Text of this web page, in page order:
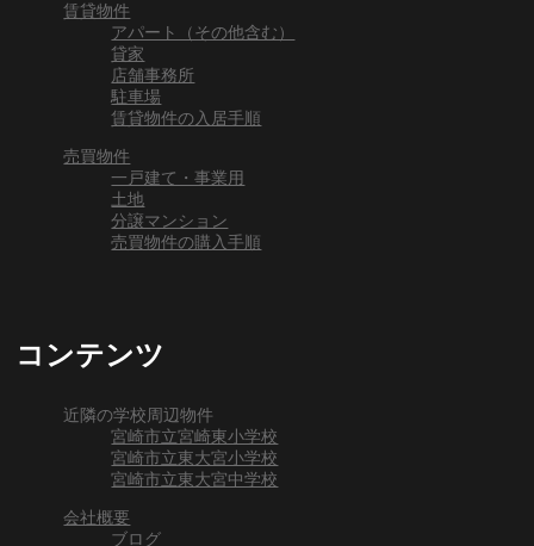
賃貸物件
アパート（その他含む）
貸家
店舗事務所
駐車場
賃貸物件の入居手順
売買物件
一戸建て・事業用
土地
分譲マンション
売買物件の購入手順
コンテンツ
近隣の学校周辺物件
宮崎市立宮崎東小学校
宮崎市立東大宮小学校
宮崎市立東大宮中学校
会社概要
ブログ